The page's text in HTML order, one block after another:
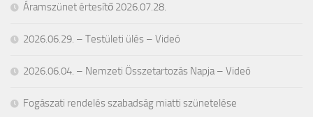
Áramszünet értesítő 2026.07.28.
2026.06.29. – Testületi ülés – Videó
2026.06.04. – Nemzeti Összetartozás Napja – Videó
Fogászati rendelés szabadság miatti szünetelése